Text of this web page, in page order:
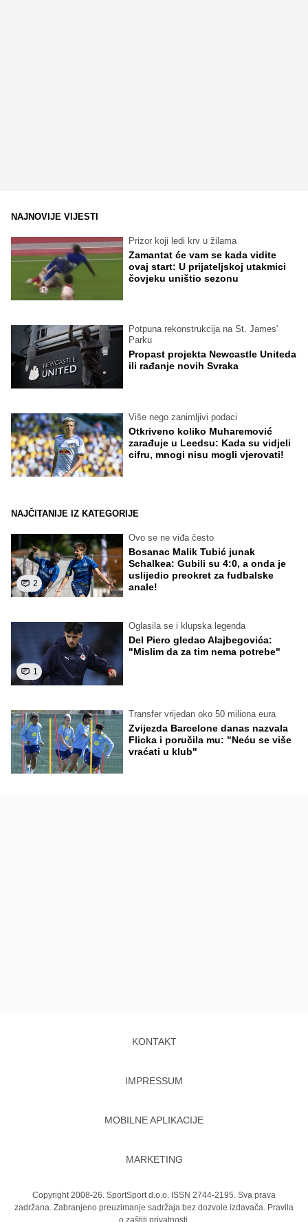
NAJNOVIJE VIJESTI
Prizor koji ledi krv u žilama
Zamantat će vam se kada vidite
ovaj start: U prijateljskoj utakmici
čovjeku uništio sezonu
Potpuna rekonstrukcija na St. James'
Parku
Propast projekta Newcastle Uniteda
ili rađanje novih Svraka
Više nego zanimljivi podaci
Otkriveno koliko Muharemović
zarađuje u Leedsu: Kada su vidjeli
cifru, mnogi nisu mogli vjerovati!
NAJČITANIJE IZ KATEGORIJE
2
Ovo se ne viđa često
Bosanac Malik Tubić junak
Schalkea: Gubili su 4:0, a onda je
uslijedio preokret za fudbalske
anale!
1
Oglasila se i klupska legenda
Del Piero gledao Alajbegovića:
"Mislim da za tim nema potrebe"
Transfer vrijedan oko 50 miliona eura
Zvijezda Barcelone danas nazvala
Flicka i poručila mu: "Neću se više
vraćati u klub"
KONTAKT
IMPRESSUM
MOBILNE APLIKACIJE
MARKETING
Copyright 2008-26. SportSport d.o.o. ISSN 2744-2195. Sva prava
zadržana. Zabranjeno preuzimanje sadržaja bez dozvole izdavača. Pravila
o zaštiti privatnosti.